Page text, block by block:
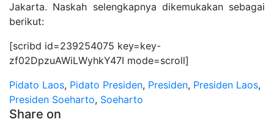
Jakarta. Naskah selengkapnya dikemukakan sebagai
berikut:
[scribd id=239254075 key=key-
zf02DpzuAWiLWyhkY47I mode=scroll]
Pidato Laos, Pidato Presiden, Presiden, Presiden Laos,
Presiden Soeharto, Soeharto
Share on